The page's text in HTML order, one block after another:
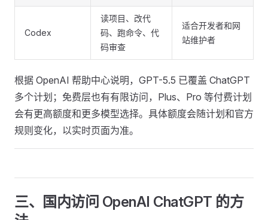
Codex
读项目、改代
码、跑命令、代
码审查
适合开发者和网
站维护者
根据 OpenAI 帮助中心说明，GPT-5.5 已覆盖 ChatGPT
多个计划；免费层也有有限访问，Plus、Pro 等付费计划
会有更高额度和更多模型选择。具体额度会随计划和官方
规则变化，以实时页面为准。
三、国内访问 OpenAI ChatGPT 的方